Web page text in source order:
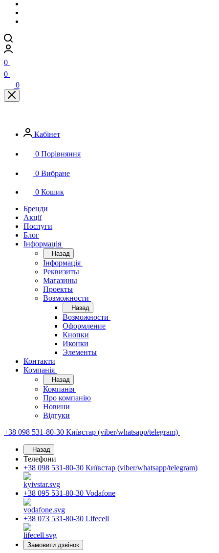
0
0
0
Кабінет
0 Порівняння
0 Вибране
0 Кошик
Бренди
Акції
Послуги
Блог
Інформація
Назад
Інформація
Реквизиты
Магазины
Проекты
Возможности
Назад
Возможности
Оформление
Кнопки
Иконки
Элементы
Контакти
Компанія
Назад
Компанія
Про компанію
Новини
Відгуки
+38 098 531-80-30 Київстар (viber/whatsapp/telegram)
Назад
Телефони
+38 098 531-80-30 Київстар (viber/whatsapp/telegram)
+38 095 531-80-30 Vodafone
+38 073 531-80-30 Lifecell
Замовити дзвінок